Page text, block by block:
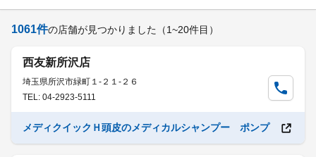
1061件の店舗が見つかりました （1~20件目）
西友新所沢店
埼玉県所沢市緑町１-２１-２６
TEL: 04-2923-5111
メディクイックＨ頭皮のメディカルシャンプー ポンプ